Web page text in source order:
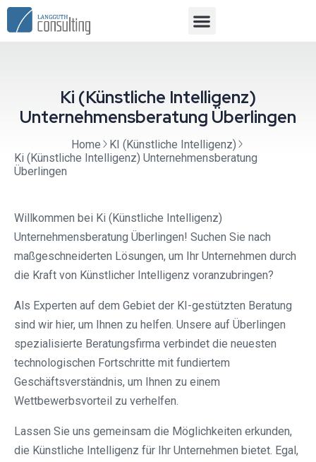
Ki (Künstliche Intelligenz)
Unternehmensberatung Überlingen
Home
KI (Künstliche Intelligenz)
Ki (Künstliche Intelligenz) Unternehmensberatung
Überlingen
Willkommen bei Ki (Künstliche Intelligenz)
Unternehmensberatung Überlingen! Suchen Sie nach
maßgeschneiderten Lösungen, um Ihr Unternehmen durch
die Kraft von Künstlicher Intelligenz voranzubringen?
Als Experten auf dem Gebiet der KI-gestützten Beratung
sind wir hier, um Ihnen zu helfen. Unsere auf Überlingen
spezialisierte Beratungsfirma verbindet die neuesten
technologischen Fortschritte mit fundiertem
Geschäftsverständnis, um Ihnen zu einem
Wettbewerbsvorteil zu verhelfen.
Lassen Sie uns gemeinsam die Möglichkeiten erkunden,
die Künstliche Intelligenz für Ihr Unternehmen bietet. Egal,